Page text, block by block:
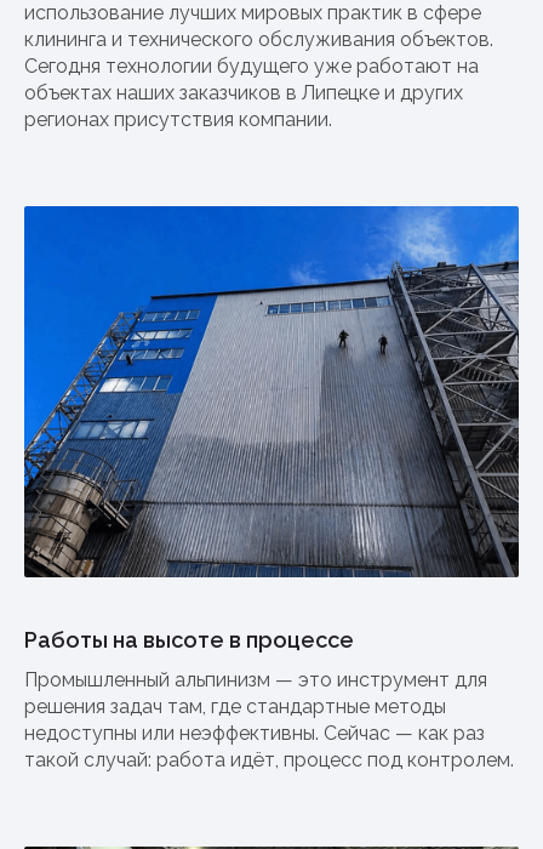
использование лучших мировых практик в сфере
клининга и технического обслуживания объектов.
Сегодня технологии будущего уже работают на
объектах наших заказчиков в Липецке и других
регионах присутствия компании.
Работы на высоте в процессе
Промышленный альпинизм — это инструмент для
решения задач там, где стандартные методы
недоступны или неэффективны. Сейчас — как раз
такой случай: работа идёт, процесс под контролем.